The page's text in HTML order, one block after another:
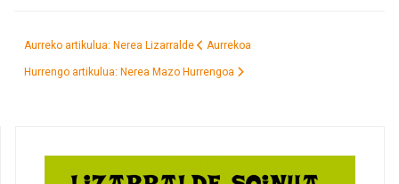
Aurreko artikulua: Nerea Lizarralde
Aurrekoa
Hurrengo artikulua: Nerea MazoHurrengoa